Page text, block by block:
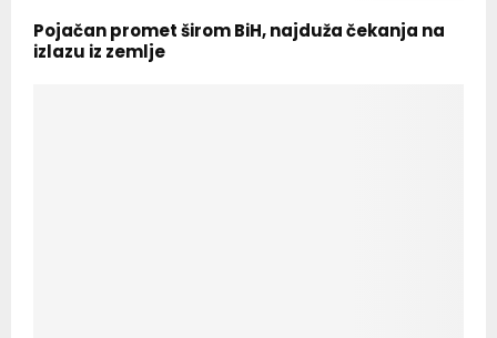
Pojačan promet širom BiH, najduža čekanja na
izlazu iz zemlje